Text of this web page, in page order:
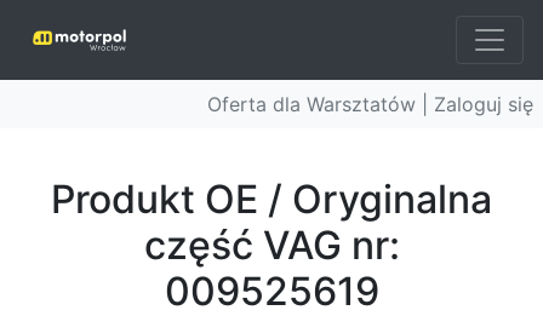
Oferta dla Warsztatów | Zaloguj się
Produkt OE / Oryginalna
część VAG nr:
009525619